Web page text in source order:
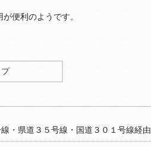
便利のようです。
県道３５号線・国道３０１号線経由